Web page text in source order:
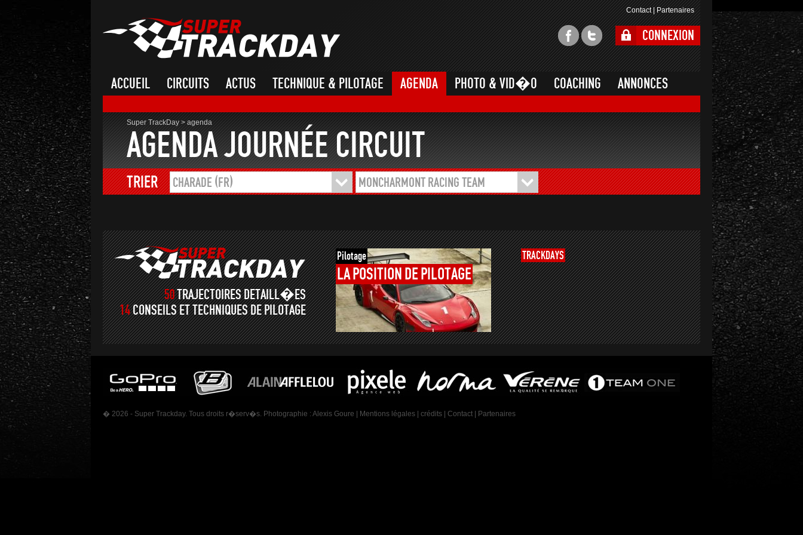
Contact|Partenaires
CONNEXION
ACCUEIL CIRCUITS ACTUS TECHNIQUE & PILOTAGE AGENDA PHOTO & VID�O COACHING ANNONCES
Super TrackDay>agenda
AGENDA JOURNÉE CIRCUIT
TRIER CHARADE (FR) MONCHARMONT RACING TEAM
50TRAJECTOIRES DETAILL�ES
14CONSEILS ET TECHNIQUES DE PILOTAGE
Pilotage
LA POSITION DE PILOTAGE
TRACKDAYS
� 2026 - Super Trackday. Tous droits r�serv�s. Photographie : Alexis Goure Mentions légales crédits Contact Partenaires